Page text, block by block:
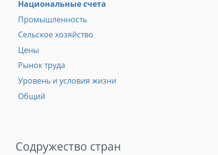
Национальные счета
Промышленность
Сельское хозяйство
Цены
Рынок труда
Уровень и условия жизни
Общий
Содружество стран